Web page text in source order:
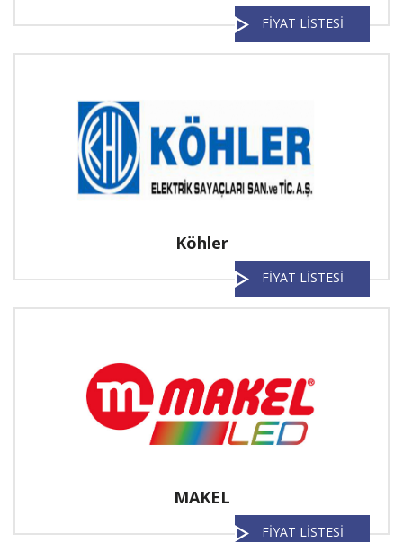
FİYAT LİSTESİ
Köhler
FİYAT LİSTESİ
MAKEL
FİYAT LİSTESİ